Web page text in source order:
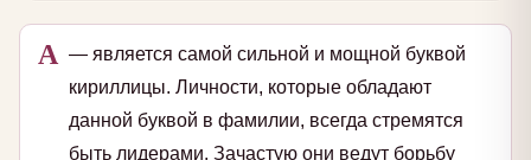
А — является самой сильной и мощной буквой
кириллицы. Личности, которые обладают
данной буквой в фамилии, всегда стремятся
быть лидерами. Зачастую они ведут борьбу